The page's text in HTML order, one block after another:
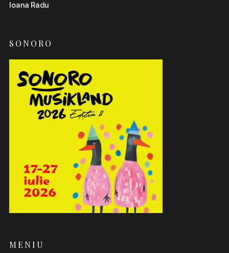
Ioana Radu
SONORO
MENIU